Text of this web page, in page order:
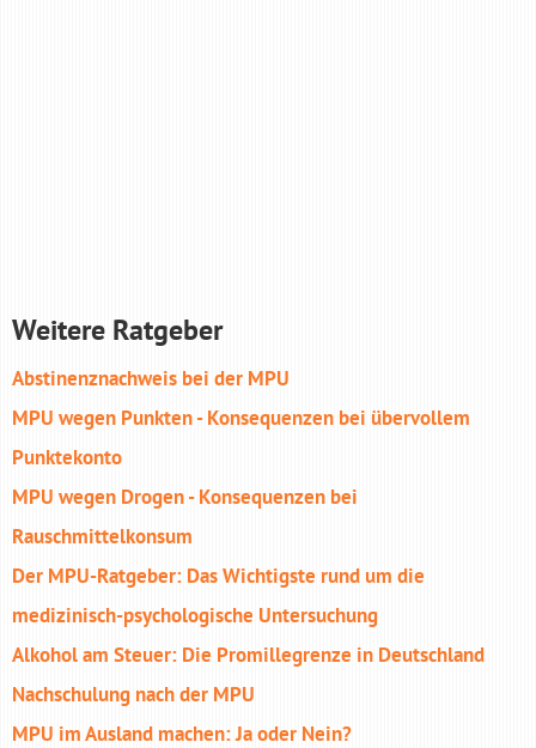
Weitere Ratgeber
Abstinenznachweis bei der MPU
MPU wegen Punkten - Konsequenzen bei übervollem
Punktekonto
MPU wegen Drogen - Konsequenzen bei
Rauschmittelkonsum
Der MPU-Ratgeber: Das Wichtigste rund um die
medizinisch-psychologische Untersuchung
Alkohol am Steuer: Die Promillegrenze in Deutschland
Nachschulung nach der MPU
MPU im Ausland machen: Ja oder Nein?